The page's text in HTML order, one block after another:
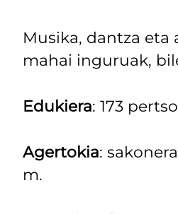
Musika, dantza eta
mahai inguruak,
Edukiera: 173
Agertokia:
m.